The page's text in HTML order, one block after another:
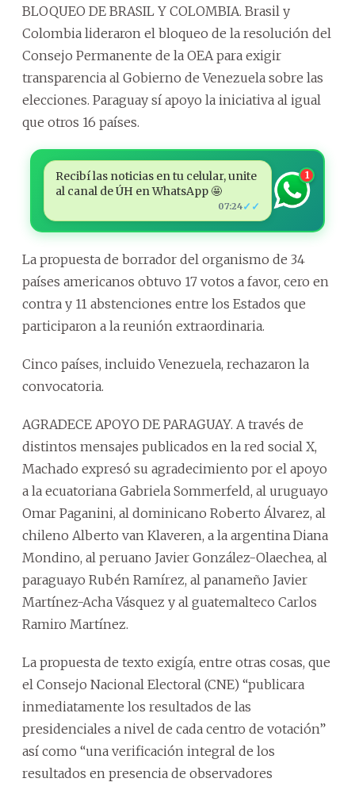
BLOQUEO DE BRASIL Y COLOMBIA. Brasil y
Colombia lideraron el bloqueo de la resolución del
Consejo Permanente de la OEA para exigir
transparencia al Gobierno de Venezuela sobre las
elecciones. Paraguay sí apoyo la iniciativa al igual
que otros 16 países.
Recibí las noticias en tu celular, unite
al canal de ÚH en WhatsApp 🤩
07:24✓✓
1
La propuesta de borrador del organismo de 34
países americanos obtuvo 17 votos a favor, cero en
contra y 11 abstenciones entre los Estados que
participaron a la reunión extraordinaria.
Cinco países, incluido Venezuela, rechazaron la
convocatoria.
AGRADECE APOYO DE PARAGUAY. A través de
distintos mensajes publicados en la red social X,
Machado expresó su agradecimiento por el apoyo
a la ecuatoriana Gabriela Sommerfeld, al uruguayo
Omar Paganini, al dominicano Roberto Álvarez, al
chileno Alberto van Klaveren, a la argentina Diana
Mondino, al peruano Javier González-Olaechea, al
paraguayo Rubén Ramírez, al panameño Javier
Martínez-Acha Vásquez y al guatemalteco Carlos
Ramiro Martínez.
La propuesta de texto exigía, entre otras cosas, que
el Consejo Nacional Electoral (CNE) “publicara
inmediatamente los resultados de las
presidenciales a nivel de cada centro de votación”
así como “una verificación integral de los
resultados en presencia de observadores